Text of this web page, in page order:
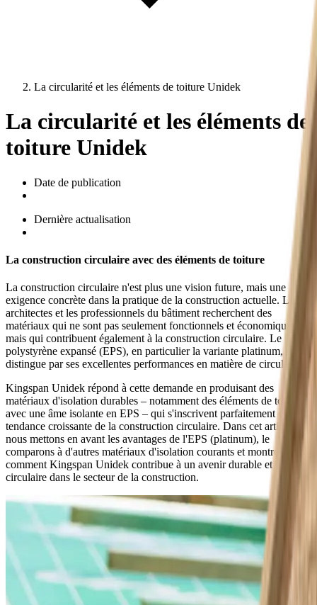
La circularité et les éléments de toiture Unidek
La circularité et les éléments de
toiture Unidek
Date de publication
Dernière actualisation
La construction circulaire avec des éléments de toiture
La construction circulaire n'est plus une vision future, mais une
exigence concrète dans la pratique de la construction actuelle. Les
architectes et les professionnels du bâtiment recherchent des
matériaux qui ne sont pas seulement fonctionnels et économiques,
mais qui contribuent également à la construction circulaire. Le
polystyrène expansé (EPS), en particulier la variante platinum, se
distingue par ses excellentes performances en matière de circularité.
Kingspan Unidek répond à cette demande en produisant des
matériaux d'isolation durables – notamment des éléments de toiture
avec une âme isolante en EPS – qui s'inscrivent parfaitement dans la
tendance croissante de la construction circulaire. Dans cet article,
nous mettons en avant les avantages de l'EPS (platinum), le
comparons à d'autres matériaux d'isolation courants et montrons
comment Kingspan Unidek contribue à un avenir durable et
circulaire dans le secteur de la construction.